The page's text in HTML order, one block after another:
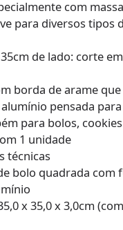
com
para diversos tipos
de lado: corte
borda de arame
alumínio pensada
para bolos,
1 unidade
técnicas
bolo quadrada com
x 35,0 x 3,0cm